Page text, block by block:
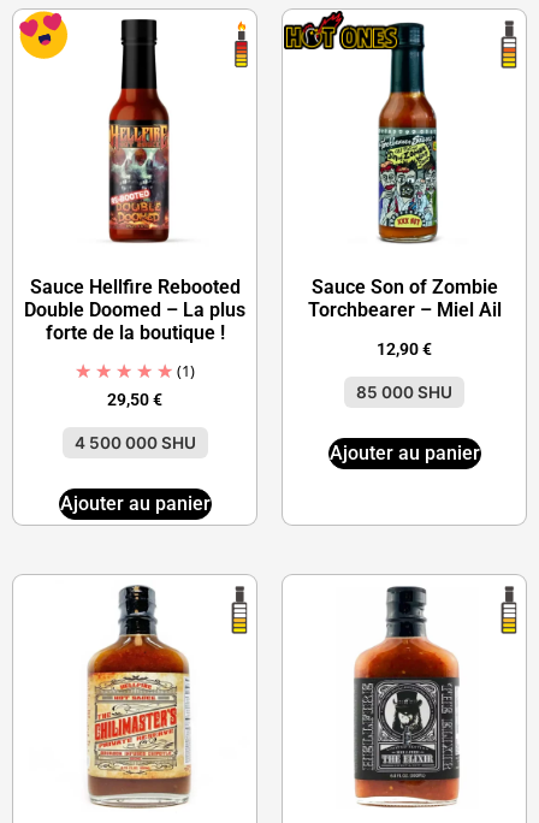
Sauce Hellfire Rebooted
Double Doomed – La plus
forte de la boutique !
(1)
29,50€
4 500 000 SHU
Ajouter au panier
Sauce Son of Zombie
Torchbearer – Miel Ail
12,90€
85 000 SHU
Ajouter au panier